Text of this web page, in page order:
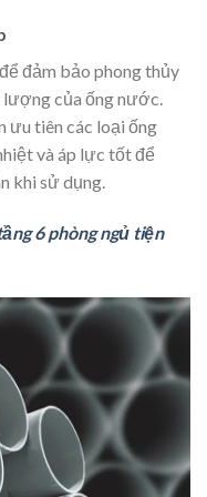
đảm bảo phong thủy
lượng của ống nước.
ưu tiên các loại ống
và áp lực tốt để
khi sử dụng.
6 phòng ngủ tiện